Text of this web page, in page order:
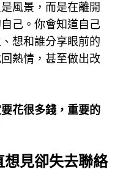
風景，而是在離開
己。你會知道自己
想和誰分享眼前的
熱情，甚至做出改
花很多錢，重要的
見卻失去聯絡